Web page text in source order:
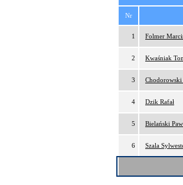
Nr
1 Folmer
2 Kwaśniak
3
4 Dzik Rafał
5 Bielański
6 Szala